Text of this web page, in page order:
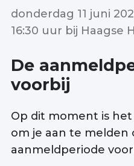
donderdag 11 juni
16:30 uur bij Haagse
De
voorbij
Op dit moment is
om je aan te melden
aanmeldperiode